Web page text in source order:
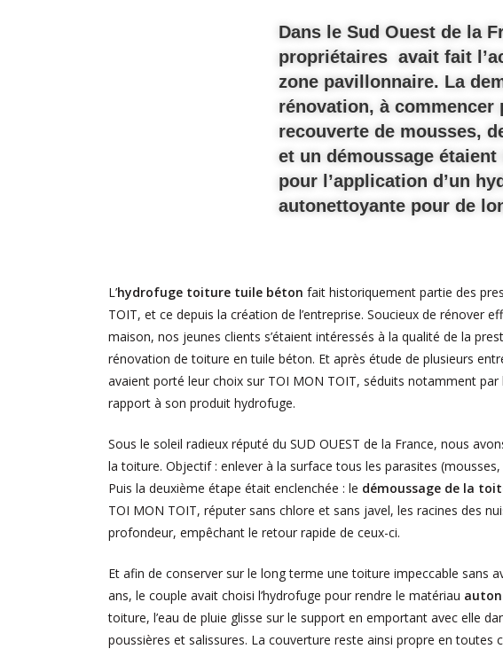
Dans le Sud Ouest de la
propriétaires avait fait
zone pavillonnaire. La
rénovation, à
recouverte de mousses,
et un démoussage
pour l’application d’un
autonettoyante pour de
L’hydrofuge toiture tuile béton fait historiquement partie des
TOIT, et ce depuis la création de l’entreprise. Soucieux de rénover
maison, nos jeunes clients s’étaient intéressés à la qualité de la
rénovation de toiture en tuile béton. Et après étude de plusieurs
avaient porté leur choix sur TOI MON TOIT, séduits notamment par
rapport à son produit hydrofuge.
Sous le soleil radieux réputé du SUD OUEST de la France, nous
la toiture. Objectif : enlever à la surface tous les parasites
Puis la deuxième étape était enclenchée : le démoussage de la
TOI MON TOIT, réputer sans chlore et sans javel, les racines des
profondeur, empêchant le retour rapide de ceux-ci.
Et afin de conserver sur le long terme une toiture impeccable sans
ans, le couple avait choisi l’hydrofuge pour rendre le matériau
toiture, l’eau de pluie glisse sur le support en emportant avec elle
poussières et salissures. La couverture reste ainsi propre en toutes